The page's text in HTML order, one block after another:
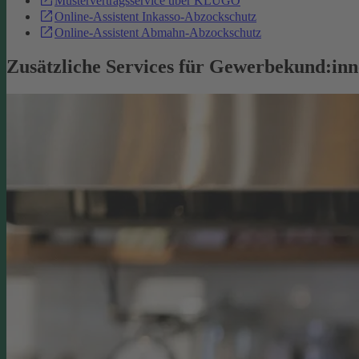
Online-Assistent Inkasso-Abzockschutz
Online-Assistent Abmahn-Abzockschutz
Zusätzliche Services für